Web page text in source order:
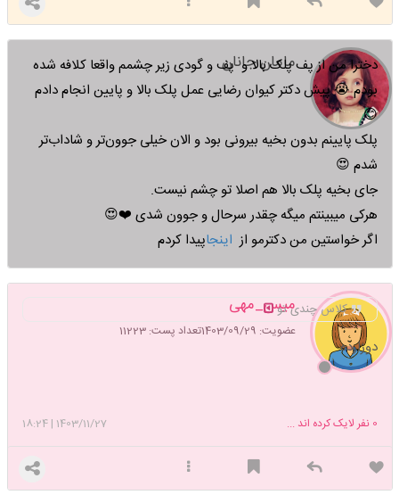
مامان جانان
دخترا من از پف پلک بالا و پف و گودی زیر چشمم واقعا کلافه شده
بودم 😭 پیش دکتر کیوان رضایی عمل پلک بالا و پایین انجام دادم
😊
پلک پایینم بدون بخیه بیرونی بود و الان خیلی جوون‌تر و شاداب‌تر
شدم 😍
جای بخیه پلک بالا هم اصلا تو چشم نیست.
هرکی میبینتم میگه چقدر سرحال و جوون شدی ❤️😍
اگر خواستین من دکترمو از
پیدا کردم
میس_مهی
عضویت: 1403/09/29 تعداد پست: 11223
کلاس چندی تو
دوزارده
1403/11/27
|
18:24 0 نفر لایک کرده اند ...